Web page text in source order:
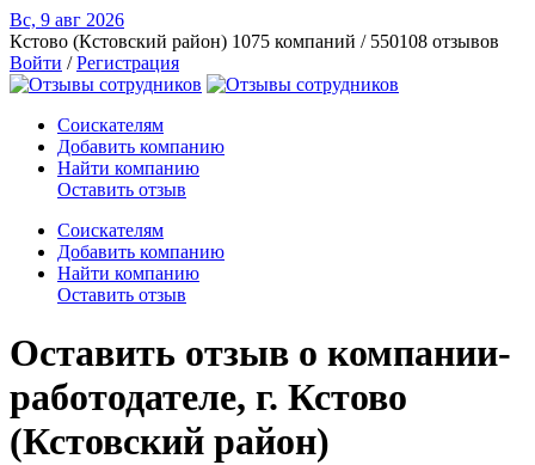
Вс, 9 авг 2026
Кстово (Кстовский район) 1075 компаний / 550108 отзывов
Войти /Регистрация
Соискателям
Добавить компанию
Найти компанию
Оставить отзыв
Соискателям
Добавить компанию
Найти компанию
Оставить отзыв
Оставить отзыв о компании-
работодателе, г. Кстово
(Кстовский район)